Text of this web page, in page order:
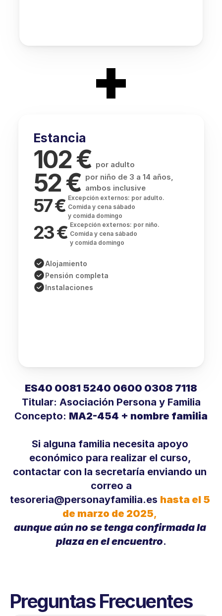
+
Estancia
102 € por adulto
52 € por niño de 3 a 14 años,
ambos inclusive
57 € Excepción externos: por adulto.
Comida y cena sábado
y comida domingo
23 € Excepción externos: por niño.
Comida y cena sábado
y comida domingo
Alojamiento
Pensión completa
Instalaciones
ES40 0081 5240 0600 0308 7118
Titular: Asociación Persona y Familia
Concepto: MA2-454 + nombre familia
Si alguna familia necesita apoyo
económico para realizar el curso,
contactar con la secretaría enviando un
correo a
tesoreria@personayfamilia.es hasta el 5
de marzo de 2025,
aunque aún no se tenga confirmada la
plaza en el encuentro.
Preguntas Frecuentes